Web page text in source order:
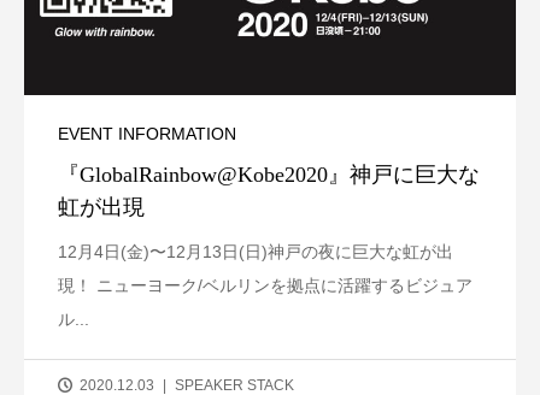
EVENT INFORMATION
『GlobalRainbow@Kobe2020』神戸に巨大な
虹が出現
12月4日(金)〜12月13日(日)神戸の夜に巨大な虹が出
現！ ニューヨーク/ベルリンを拠点に活躍するビジュア
ル...
2020.12.03 SPEAKER STACK